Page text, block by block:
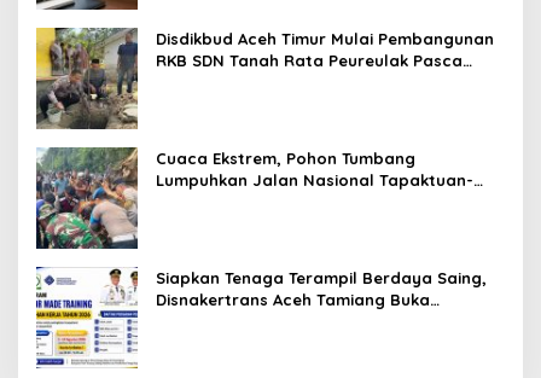
Disdikbud Aceh Timur Mulai Pembangunan
RKB SDN Tanah Rata Peureulak Pasca
Cuaca Ekstrem, Pohon Tumbang
Lumpuhkan Jalan Nasional Tapaktuan-
Siapkan Tenaga Terampil Berdaya Saing,
Disnakertrans Aceh Tamiang Buka